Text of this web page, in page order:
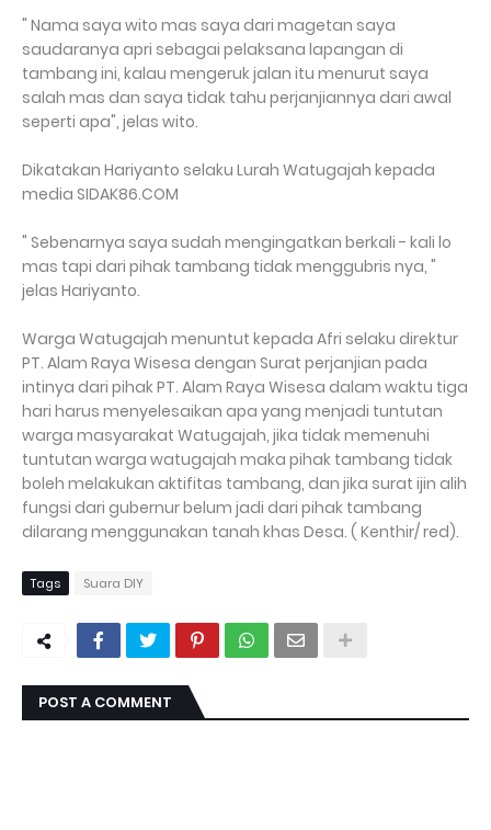
" Nama saya wito mas saya dari magetan saya
saudaranya apri sebagai pelaksana lapangan di
tambang ini, kalau mengeruk jalan itu menurut saya
salah mas dan saya tidak tahu perjanjiannya dari awal
seperti apa", jelas wito.
Dikatakan Hariyanto selaku Lurah Watugajah kepada
media SIDAK86.COM
" Sebenarnya saya sudah mengingatkan berkali - kali lo
mas tapi dari pihak tambang tidak menggubris nya, "
jelas Hariyanto.
Warga Watugajah menuntut kepada Afri selaku direktur
PT. Alam Raya Wisesa dengan Surat perjanjian pada
intinya dari pihak PT. Alam Raya Wisesa dalam waktu tiga
hari harus menyelesaikan apa yang menjadi tuntutan
warga masyarakat Watugajah, jika tidak memenuhi
tuntutan warga watugajah maka pihak tambang tidak
boleh melakukan aktifitas tambang, dan jika surat ijin alih
fungsi dari gubernur belum jadi dari pihak tambang
dilarang menggunakan tanah khas Desa. ( Kenthir/ red).
Tags Suara DIY
POST A COMMENT